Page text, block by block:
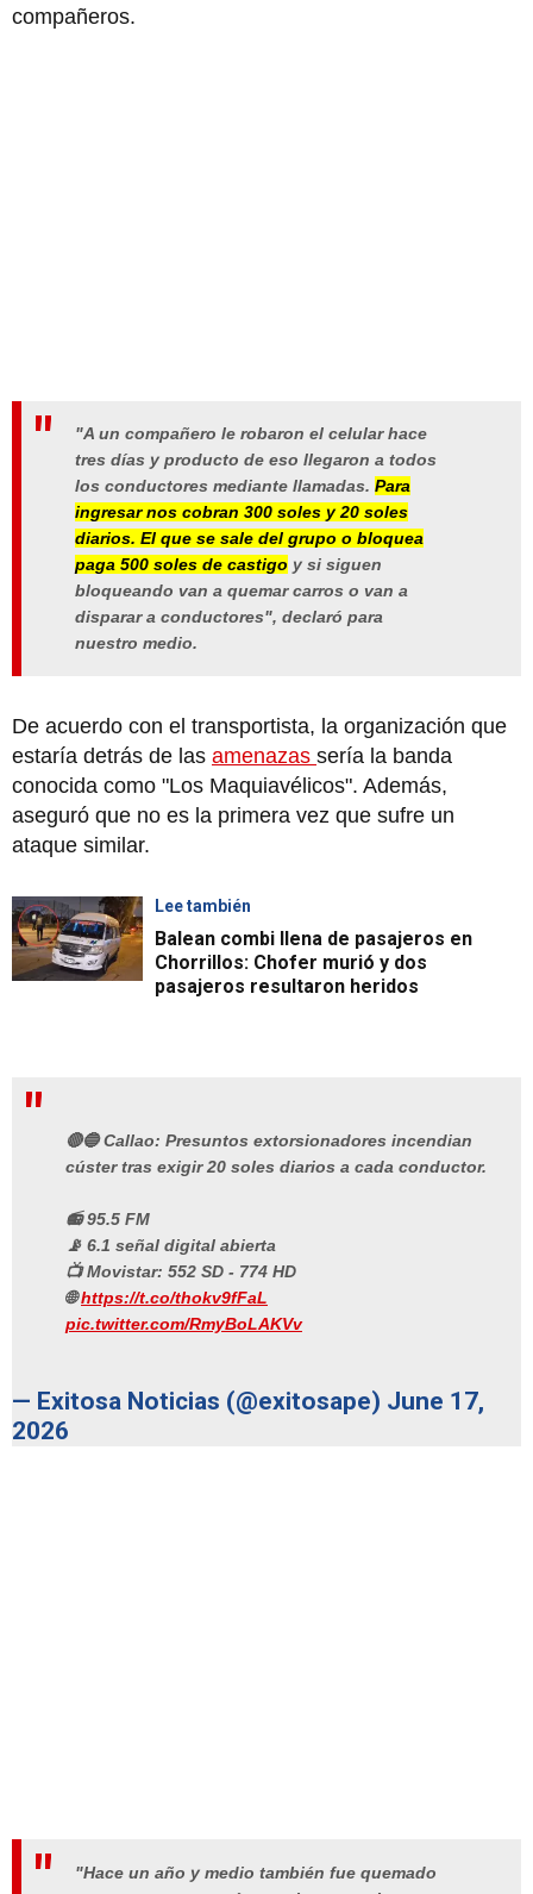
compañeros.
"A un compañero le robaron el celular hace
tres días y producto de eso llegaron a todos
los conductores mediante llamadas. Para
ingresar nos cobran 300 soles y 20 soles
diarios. El que se sale del grupo o bloquea
paga 500 soles de castigo y si siguen
bloqueando van a quemar carros o van a
disparar a conductores", declaró para
nuestro medio.
De acuerdo con el transportista, la organización que
estaría detrás de las amenazas sería la banda
conocida como "Los Maquiavélicos". Además,
aseguró que no es la primera vez que sufre un
ataque similar.
Lee también
Balean combi llena de pasajeros en
Chorrillos: Chofer murió y dos
pasajeros resultaron heridos
🔴🔵 Callao: Presuntos extorsionadores incendian
cúster tras exigir 20 soles diarios a cada conductor.
📻 95.5 FM
📡 6.1 señal digital abierta
📺 Movistar: 552 SD - 774 HD
🌐https://t.co/thokv9fFaL
pic.twitter.com/RmyBoLAKVv
— Exitosa Noticias (@exitosape) June 17,
2026
"Hace un año y medio también fue quemado